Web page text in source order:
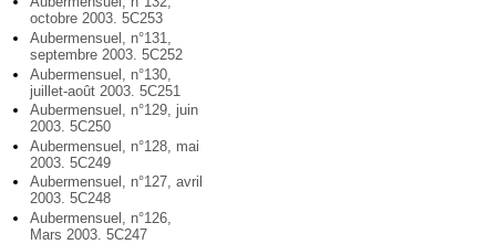
octobre 2003. 5C253
Aubermensuel, n°131,
septembre 2003. 5C252
Aubermensuel, n°130,
juillet-août 2003. 5C251
Aubermensuel, n°129, juin
2003. 5C250
Aubermensuel, n°128, mai
2003. 5C249
Aubermensuel, n°127, avril
2003. 5C248
Aubermensuel, n°126,
Mars 2003. 5C247